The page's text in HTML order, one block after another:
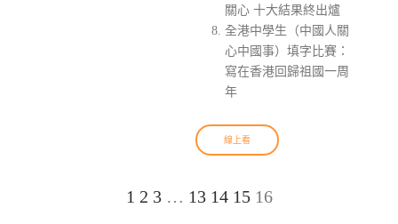
關心 十大結果終出爐
全港中學生（中國人關
心中國事）填字比賽：
寫在香港回歸祖國一周
年
線上看
1 2 3 … 13 14 15 16